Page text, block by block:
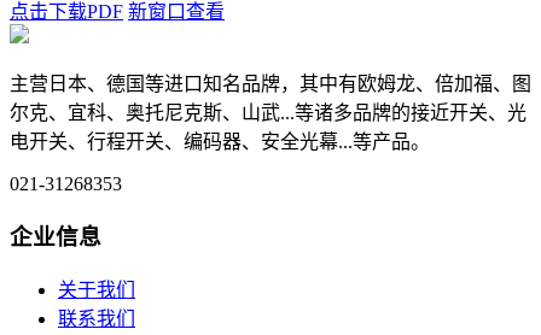
点击下载PDF 新窗口查看
主营日本、德国等进口知名品牌，其中有欧姆龙、倍加福、图
尔克、宜科、奥托尼克斯、山武...等诸多品牌的接近开关、光
电开关、行程开关、编码器、安全光幕...等产品。
021-31268353
企业信息
关于我们
联系我们